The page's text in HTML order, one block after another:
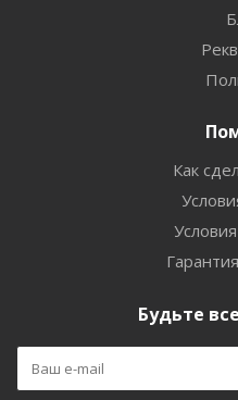
Как
Будьте